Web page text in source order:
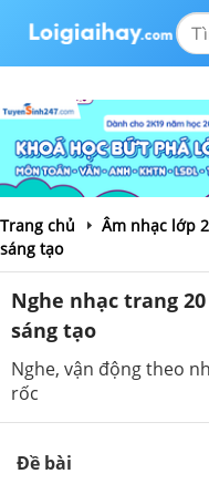
Trang chủ
Âm nhạc lớp
sáng tạo
Nghe nhạc trang
sáng tạo
Nghe, vận động theo
rốc
Đề bài